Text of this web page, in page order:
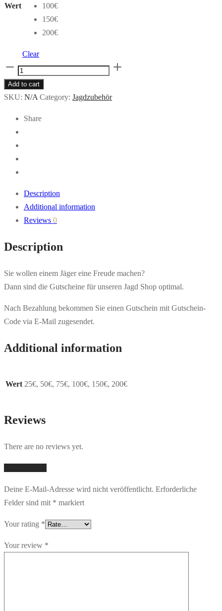
Wert
100€
150€
200€
Clear
Gutschein
Für
Jagd
online
quantity
Add to cart
SKU: N/A Category: Jagdzubehör
Share
Description
Additional information
Reviews 0
Description
Sie wollen einem Jäger eine Freude machen?
Dann sind die Gutscheine für unseren Jagd Shop optimal.
Nach Bezahlung bekommen Sie einen Gutschein mit Gutschein-
Code via E-Mail zugesendet.
Additional information
Wert 25€, 50€, 75€, 100€, 150€, 200€
Reviews
There are no reviews yet.
Deine E-Mail-Adresse wird nicht veröffentlicht. Erforderliche
Felder sind mit * markiert
Your rating *
Your review *